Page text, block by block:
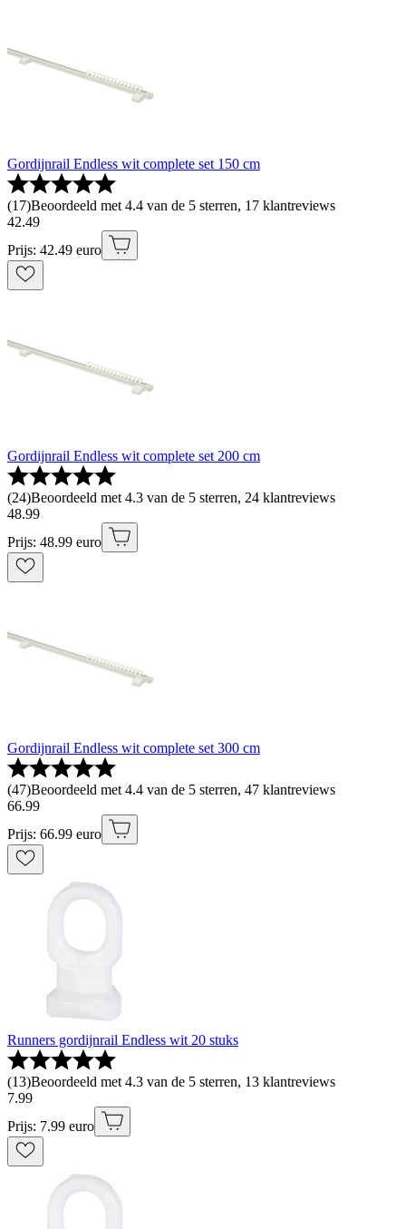
Gordijnrail Endless wit complete set 150 cm
(17)Beoordeeld met 4.4 van de 5 sterren, 17 klantreviews
42.49
Prijs: 42.49 euro
Gordijnrail Endless wit complete set 200 cm
(24)Beoordeeld met 4.3 van de 5 sterren, 24 klantreviews
48.99
Prijs: 48.99 euro
Gordijnrail Endless wit complete set 300 cm
(47)Beoordeeld met 4.4 van de 5 sterren, 47 klantreviews
66.99
Prijs: 66.99 euro
Runners gordijnrail Endless wit 20 stuks
(13)Beoordeeld met 4.3 van de 5 sterren, 13 klantreviews
7.99
Prijs: 7.99 euro